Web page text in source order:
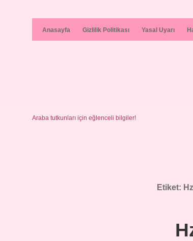
Anasayfa Gizlilik Politikası Yasal Uyarı
Araba tutkunları için eğlenceli bilgiler!
Etiket: